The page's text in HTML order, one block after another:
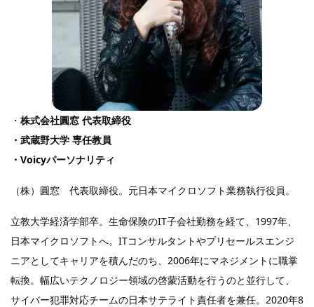
・ 株式会社圓窓 代表取締役
・武蔵野大学 専任教員
・Voicyパーソナリティ
（株）圓窓 代表取締役。元日本マイクロソフト業務執行役員。
立教大学経済学部卒。生命保険のIT子会社勤務を経て、1997年、
日本マイクロソフトへ。ITコンサルタントやプリセールスエンジ
ニアとしてキャリアを積んだのち、2006年にマネジメントに職掌
転換。幅広いテクノロジー領域の啓蒙活動を行うのと並行して、
サイバー犯罪対応チームの日本サテライト責任者を兼任。2020年8